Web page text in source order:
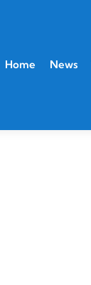
Home News